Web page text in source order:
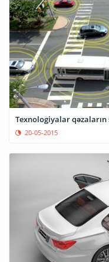
Texnologiyalar qəzaların
20-05-2015